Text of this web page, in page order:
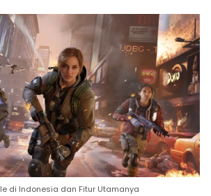
di Indonesia dan Fitur Utamanya